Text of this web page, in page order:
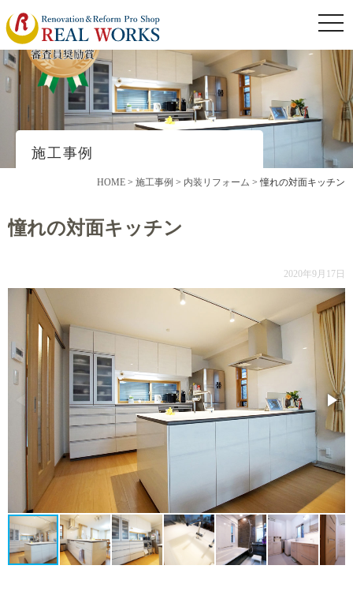
施工事例
HOME > 施工事例 > 内装リフォーム >憧れの対面キッチン
憧れの対面キッチン
2020年9月17日